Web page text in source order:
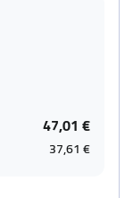
47,01 €
37,61 €